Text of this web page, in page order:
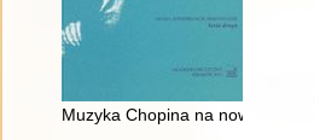
Muzyka Chopina na nowo